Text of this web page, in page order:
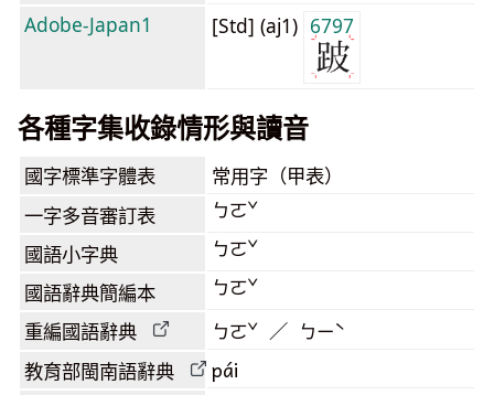
Adobe-Japan1 [Std] (aj1) 6797
各種字集收錄情形與讀音
國字標準字體表 常用字（甲表）
一字多音審訂表 ㄅㄛˇ
國語小字典 ㄅㄛˇ
國語辭典簡編本 ㄅㄛˇ
重編國語辭典 ㄅㄛˇ ／ ㄅㄧˋ
教育部閩南語辭典 pái